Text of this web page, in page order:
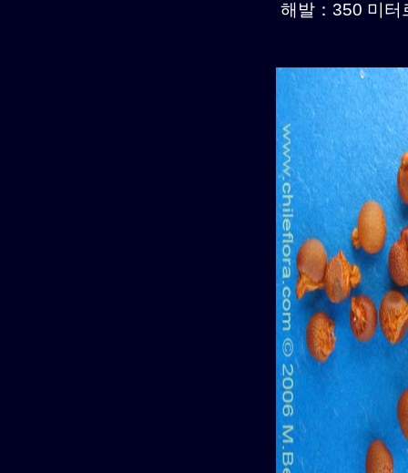
해발：350 미터